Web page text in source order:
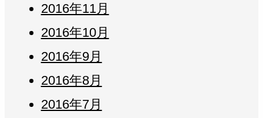
2016年11月
2016年10月
2016年9月
2016年8月
2016年7月